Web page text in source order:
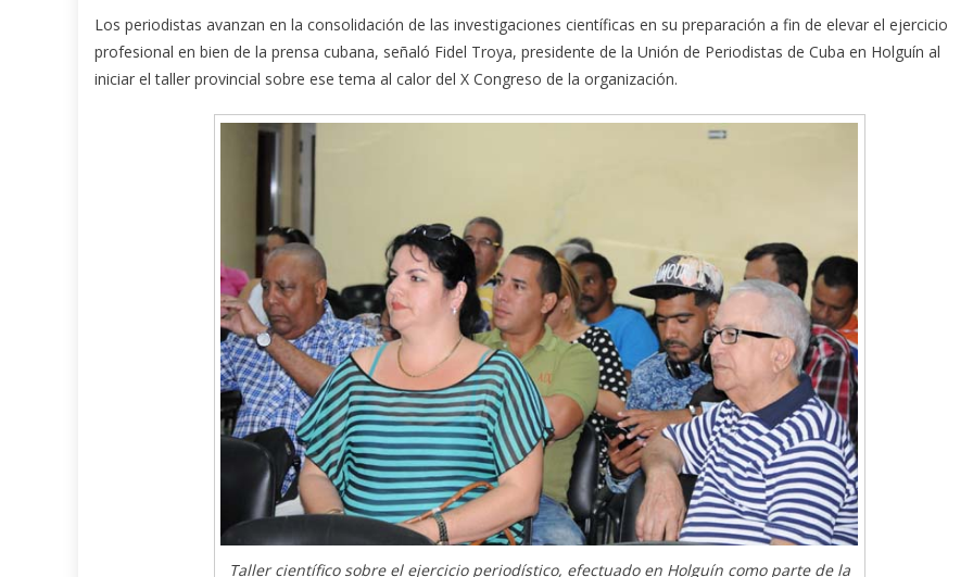
Los periodistas avanzan en la consolidación de las investigaciones científicas en su preparación a fin de elevar el ejercicio
profesional en bien de la prensa cubana, señaló Fidel Troya, presidente de la Unión de Periodistas de Cuba en Holguín al
iniciar el taller provincial sobre ese tema al calor del X Congreso de la organización.
Taller científico sobre el ejercicio periodístico, efectuado en Holguín como parte de la